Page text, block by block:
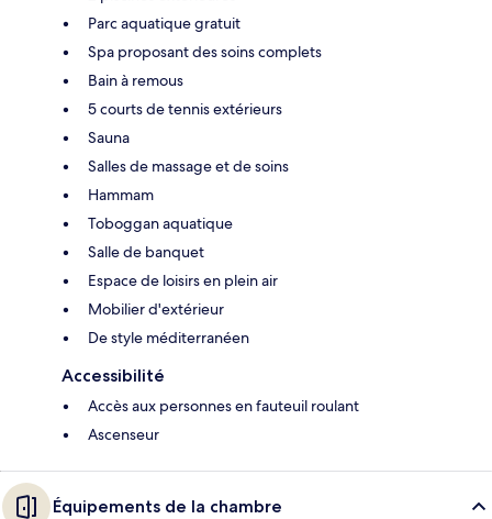
Parc aquatique gratuit
Spa proposant des soins complets
Bain à remous
5 courts de tennis extérieurs
Sauna
Salles de massage et de soins
Hammam
Toboggan aquatique
Salle de banquet
Espace de loisirs en plein air
Mobilier d'extérieur
De style méditerranéen
Accessibilité
Accès aux personnes en fauteuil roulant
Ascenseur
Équipements de la chambre